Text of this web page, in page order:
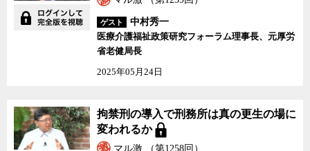
ゲスト
中村秀一
医療介護福祉政策研究フォーラム理事長、元厚労
省老健局長
2025年05月24日
拘禁刑の導入で刑務所は真の更生の場に
変われるか
マル激 （第1258回）